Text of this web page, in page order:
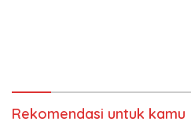
Rekomendasi untuk kamu